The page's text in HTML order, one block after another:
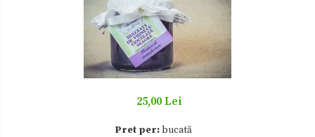
25,00 Lei
Pret per:bucată